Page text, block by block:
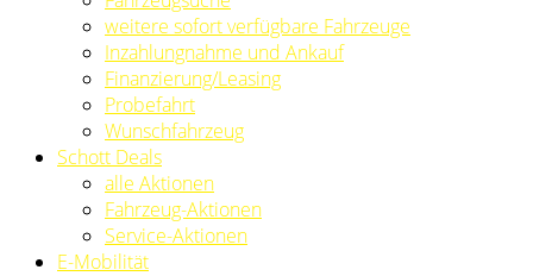
weitere sofort verfügbare Fahrzeuge
Inzahlungnahme und Ankauf
Finanzierung/Leasing
Probefahrt
Wunschfahrzeug
Schott Deals
alle Aktionen
Fahrzeug-Aktionen
Service-Aktionen
E-Mobilität